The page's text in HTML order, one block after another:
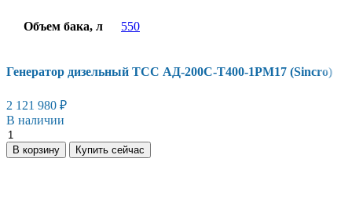
Объем бака, л 550
Генератор дизельный ТСС АД-200С-Т400-1РМ17 (Sincro)
2 121 980 ₽
В наличии
Генератор
дизельный
ТСС
В корзину Купить сейчас